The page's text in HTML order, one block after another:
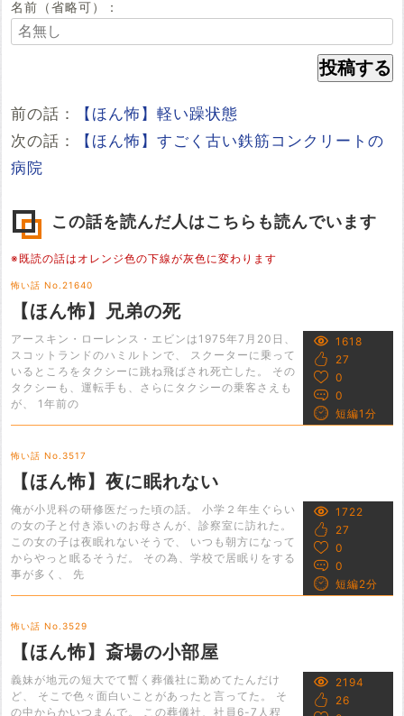
名前（省略可）：
前の話：
【ほん怖】軽い躁状態
次の話：
【ほん怖】すごく古い鉄筋コンクリートの
病院
この話を読んだ人はこちらも読んでいます
※既読の話はオレンジ色の下線が灰色に変わります
怖い話 No.21640
【ほん怖】兄弟の死
アースキン・ローレンス・エビンは1975年7月20日、
スコットランドのハミルトンで、 スクーターに乗って
いるところをタクシーに跳ね飛ばされ死亡した。 その
タクシーも、運転手も、さらにタクシーの乗客さえも
が、 1年前の
1618
27
0
0
短編1分
怖い話 No.3517
【ほん怖】夜に眠れない
俺が小児科の研修医だった頃の話。 小学２年生ぐらい
の女の子と付き添いのお母さんが、診察室に訪れた。
この女の子は夜眠れないそうで、 いつも朝方になって
からやっと眠るそうだ。 その為、学校で居眠りをする
事が多く、 先
1722
27
0
0
短編2分
怖い話 No.3529
【ほん怖】斎場の小部屋
義妹が地元の短大でて暫く葬儀社に勤めてたんだけ
ど、 そこで色々面白いことがあったと言ってた。 そ
の中からかいつまんで。 この葬儀社、社員6-7人程
2194
26